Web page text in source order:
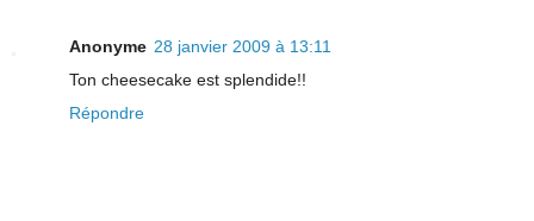
Anonyme 28 janvier 2009 à 13:11
Ton cheesecake est splendide!!
Répondre